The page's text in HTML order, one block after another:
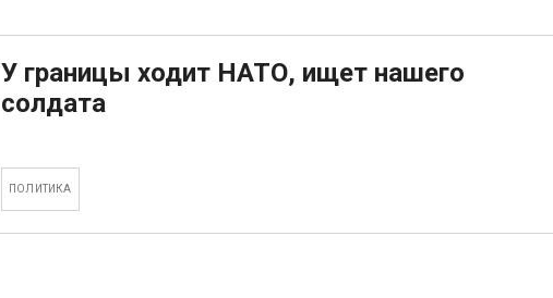
У границы ходит НАТО, ищет нашего
солдата
ПОЛИТИКА